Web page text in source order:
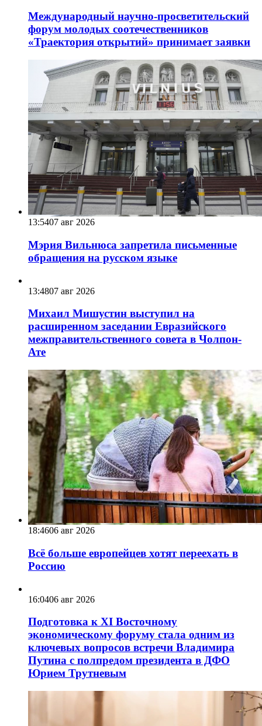
Международный научно-просветительский
форум молодых соотечественников
«Траектория открытий» принимает заявки
13:5407 авг 2026
Мэрия Вильнюса запретила письменные
обращения на русском языке
13:4807 авг 2026
Михаил Мишустин выступил на
расширенном заседании Евразийского
межправительственного совета в Чолпон-
Ате
18:4606 авг 2026
Всё больше европейцев хотят переехать в
Россию
16:0406 авг 2026
Подготовка к XI Восточному
экономическому форуму стала одним из
ключевых вопросов встречи Владимира
Путина с полпредом президента в ДФО
Юрием Трутневым